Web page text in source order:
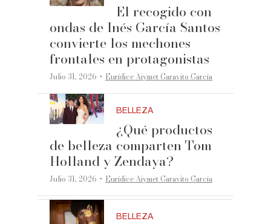
El recogido con
ondas de Inés García Santos
convierte los mechones
frontales en protagonistas
Julio 31, 2026 ·Eurídice Aiymet Garavito García
BELLEZA
¿Qué productos
de belleza comparten Tom
Holland y Zendaya?
Julio 31, 2026 ·Eurídice Aiymet Garavito García
BELLEZA